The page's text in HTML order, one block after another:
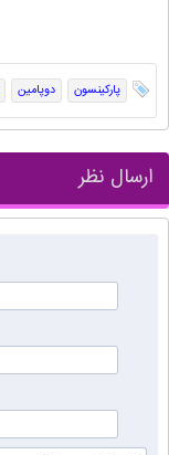
پارکینسون دوپامین
ارسال نظر